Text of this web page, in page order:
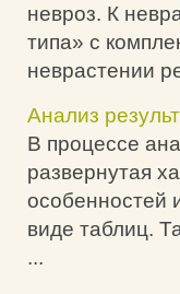
невроз. К
типа» с
неврастении
Анализ
В процессе
развернутая
особенностей
виде таблиц.
...